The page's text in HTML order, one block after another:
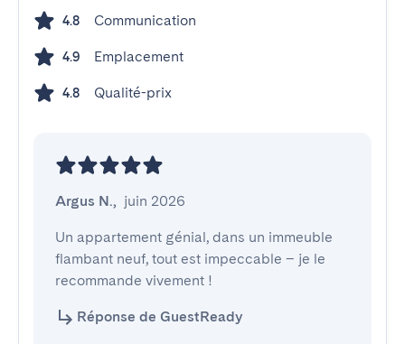
4.8 Communication
4.9 Emplacement
4.8 Qualité-prix
Argus N., juin 2026
Un appartement génial, dans un immeuble
flambant neuf, tout est impeccable – je le
recommande vivement !
Réponse de GuestReady